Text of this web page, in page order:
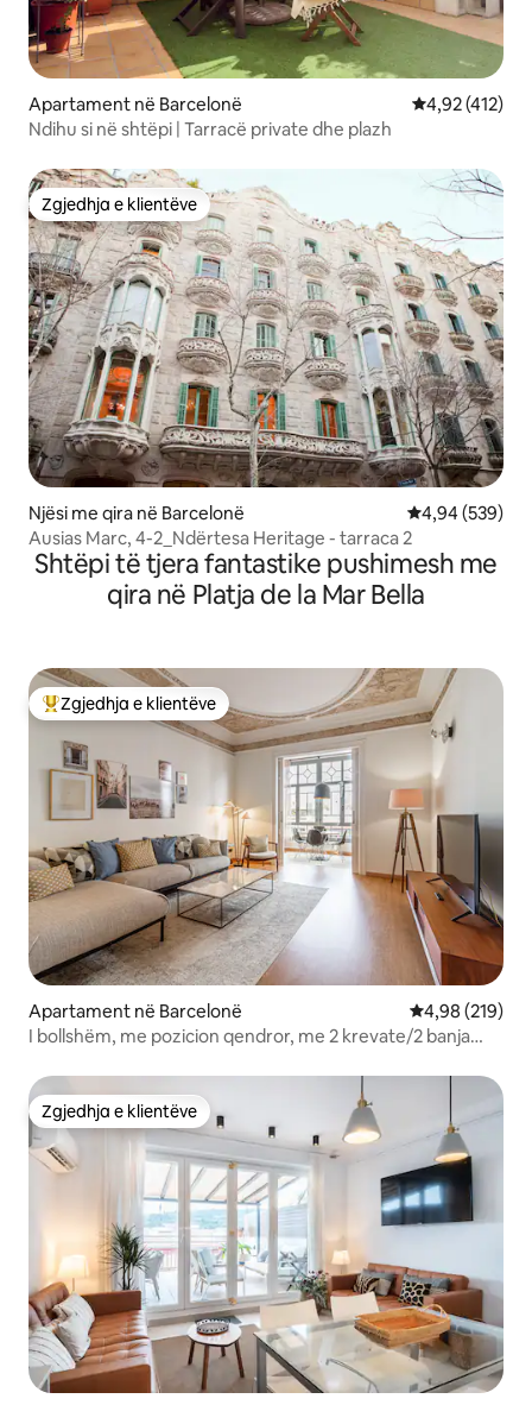
Apartament në Barcelonë Vlerësimi
4,92 (412)
Ndihu si në shtëpi | Tarracë private dhe plazh
Zgjedhja e klientëve
Zgjedhja e klientëve
Njësi me qira në Barcelonë Vlerësimi
4,94 (539)
Ausias Marc, 4-2_Ndërtesa Heritage - tarraca 2
Shtëpi të tjera fantastike pushimesh me
qira në Platja de la Mar Bella
Më të mirat e zgjedhjeve të klientëve
Zgjedhja e klientëve
Apartament në Barcelonë Vlerësimi
4,98 (219)
I bollshëm, me pozicion qendror, me 2 krevate/2 banja
Zgjedhja e klientëve
Zgjedhja e klientëve